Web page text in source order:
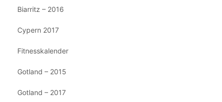
Biarritz – 2016
Cypern 2017
Fitnesskalender
Gotland – 2015
Gotland – 2017